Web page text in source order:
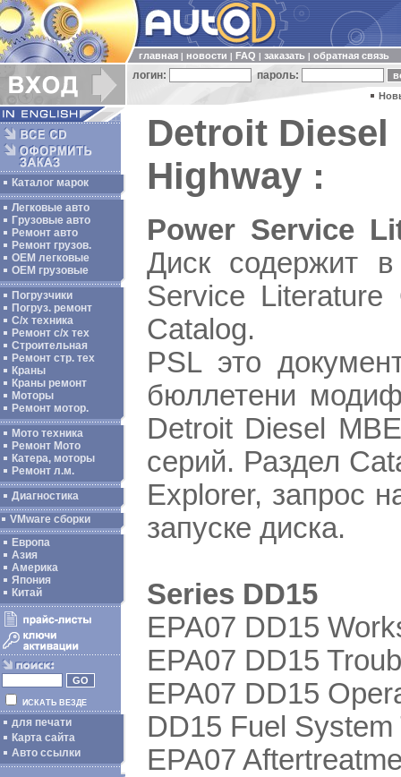
главная новости FAQ заказать обратная связь
логин: пароль:
Каталог марок
Легковые авто
Грузовые авто
Ремонт авто
Ремонт грузов.
ОЕМ легковые
OEM грузовые
Погрузчики
Погруз. ремонт
С/х техника
Ремонт с/х тех
Строительная
Ремонт стр. тех
Краны
Краны ремонт
Моторы
Ремонт мотор.
Мото техника
Ремонт Мото
Катера, моторы
Ремонт л.м.
Диагностика
VMware сборки
Европа
Азия
Америка
Япония
Китай
ИСКАТЬ ВЕЗДЕ
для печати
Карта сайта
Авто ссылки
Detroit
Highway :
Power Service
Диск содержит
Service
Catalog.
PSL это
бюллетени
Detroit Diesel
серий. Раздел
Explorer, запрос
запуске диска.
Series DD15
EPA07 DD15
EPA07 DD15
EPA07 DD15
DD15 Fuel
EPA07